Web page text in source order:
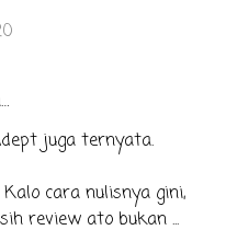
juga ternyata.
cara nulisnya gini,
review ato bukan ...